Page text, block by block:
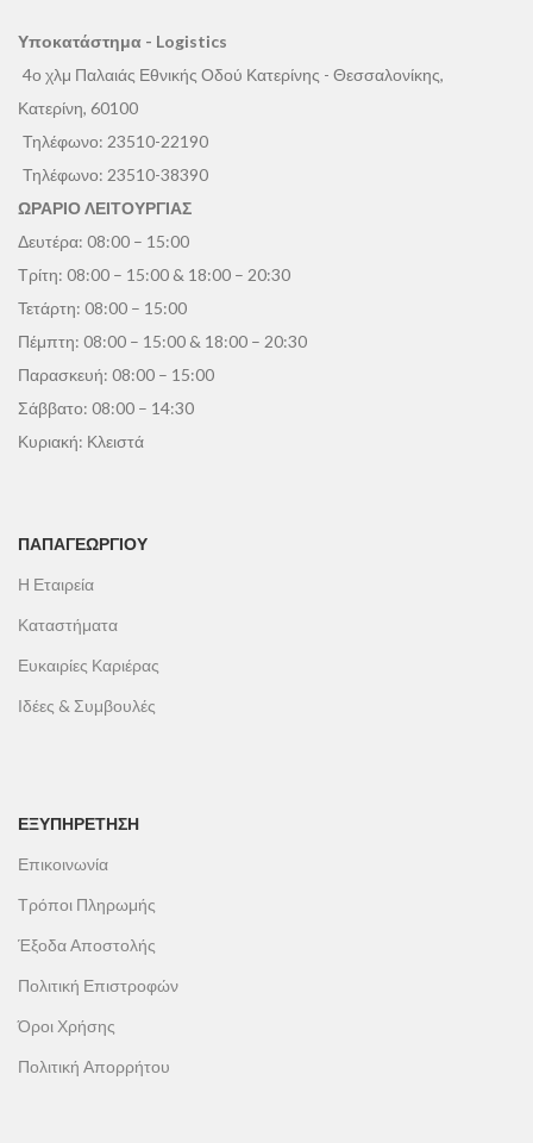
Υποκατάστημα - Logistics
4ο χλμ Παλαιάς Εθνικής Οδού Κατερίνης - Θεσσαλονίκης,
Κατερίνη, 60100
Τηλέφωνο: 23510-22190
Τηλέφωνο: 23510-38390
ΩΡΑΡΙΟ ΛΕΙΤΟΥΡΓΙΑΣ
Δευτέρα: 08:00 – 15:00
Τρίτη: 08:00 – 15:00 & 18:00 – 20:30
Τετάρτη: 08:00 – 15:00
Πέμπτη: 08:00 – 15:00 & 18:00 – 20:30
Παρασκευή: 08:00 – 15:00
Σάββατο: 08:00 – 14:30
Κυριακή: Κλειστά
ΠΑΠΑΓΕΩΡΓΊΟΥ
Η Εταιρεία
Καταστήματα
Ευκαιρίες Καριέρας
Ιδέες & Συμβουλές
ΕΞΥΠΗΡΕΤΗΣΗ
Επικοινωνία
Τρόποι Πληρωμής
Έξοδα Αποστολής
Πολιτική Επιστροφών
Όροι Χρήσης
Πολιτική Απορρήτου